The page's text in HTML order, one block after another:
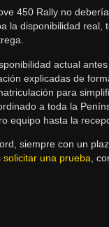
450 Rally no
la disponibilidad real,
actual
explicadas de
para
a toda la
equipo hasta la
siempre con un
solicitar una prueba ,